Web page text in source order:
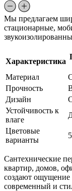
Мы предлагаем
стационарные,
Характеристика
Материал
Прочность
Дизайн
Устойчивость к
влаге
Цветовые
варианты
5
Сантехнические
квартир, домов,
создают ощущение
современный и